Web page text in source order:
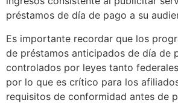
préstamos de día de pago a su
Es importante recordar que los
de préstamos anticipados de día de
controlados por leyes tanto
por lo que es crítico para los
requisitos de conformidad antes de